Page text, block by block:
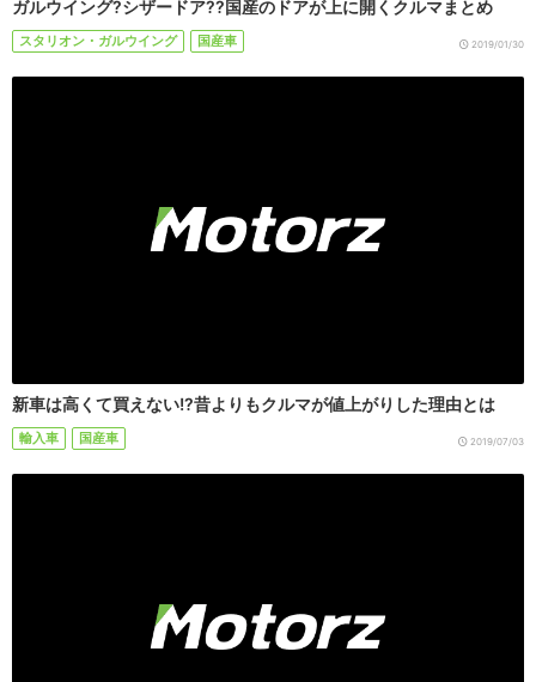
ガルウイング?シザードア??国産のドアが上に開くクルマまとめ
スタリオン・ガルウイング 国産車 2019/01/30
新車は高くて買えない!?昔よりもクルマが値上がりした理由とは
輸入車 国産車 2019/07/03